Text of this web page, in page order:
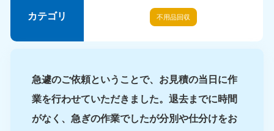
カテゴリ 不用品回収
急遽のご依頼ということで、お見積の当日に作
業を行わせていただきました。退去までに時間
がなく、急ぎの作業でしたが分別や仕分けをお
愛媛県
050-1880-9896
高知県
050-1880-9897
福岡県
050-1880-9895
9:00〜19:00 年中無休
佐賀県
050-1880-9894
9:00〜19:00 年中無休